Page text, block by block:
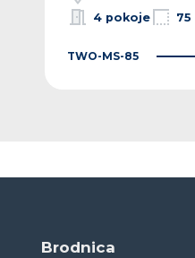
4 pokoje
75
TWO-MS-85
Brodnica